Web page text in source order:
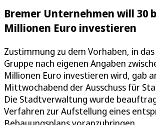
Bremer Unternehmen will 30
Millionen Euro investieren
Zustimmung zu dem Vorhaben, in
Gruppe nach eigenen Angaben
Millionen Euro investieren wird, gab
Mittwochabend der Ausschuss für
Die Stadtverwaltung wurde
Verfahren zur Aufstellung eines